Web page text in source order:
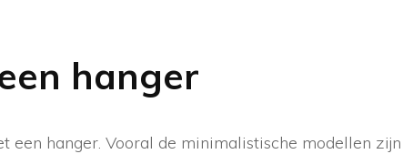
hanger
een hanger. Vooral de minimalistische modellen zijn